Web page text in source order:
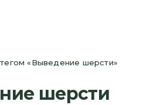
тегом «Выведение шерсти»
шерсти